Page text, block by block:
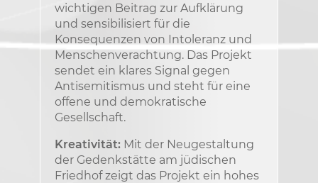
wichtigen Beitrag zur Aufklärung
und sensibilisiert für die
Konsequenzen von Intoleranz und
Menschenverachtung. Das Projekt
sendet ein klares Signal gegen
Antisemitismus und steht für eine
offene und demokratische
Gesellschaft.
Kreativität: Mit der Neugestaltung
der Gedenkstätte am jüdischen
Friedhof zeigt das Projekt ein hohes